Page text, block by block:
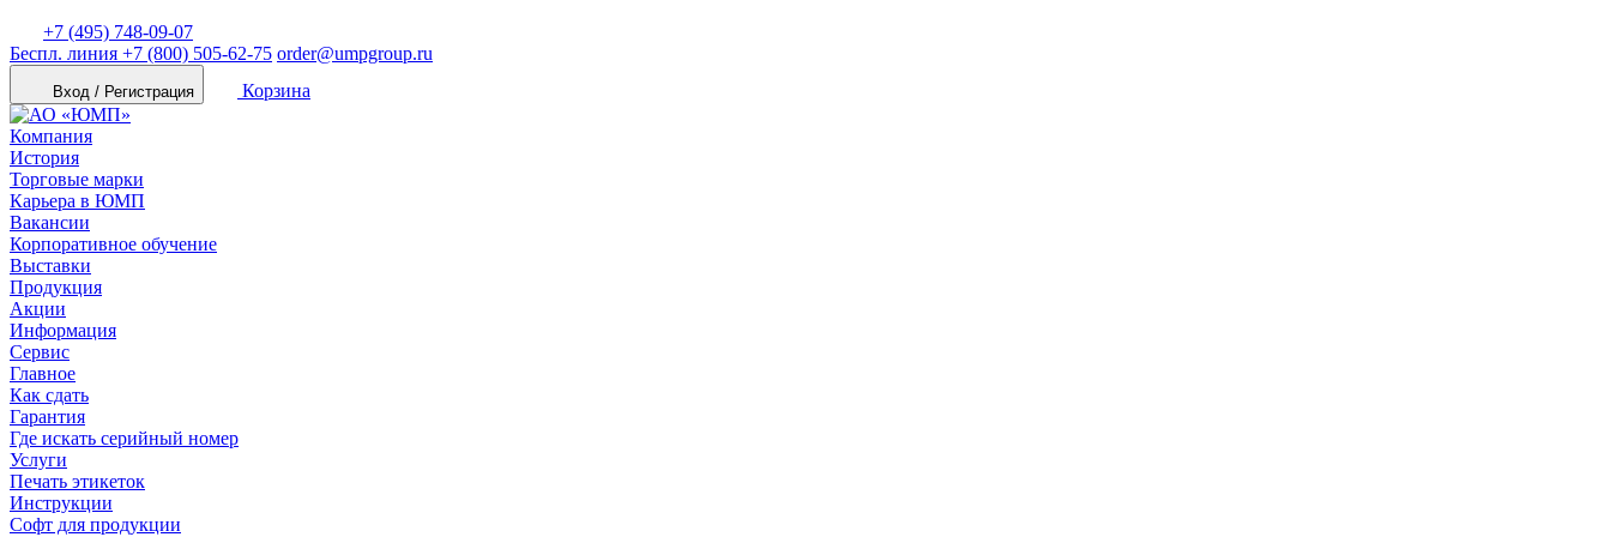
+7 (495) 748-09-07
Беспл. линия +7 (800) 505-62-75 order@umpgroup.ru
Вход / Регистрация Корзина
Компания
История
Торговые марки
Карьера в ЮМП
Вакансии
Корпоративное обучение
Выставки
Продукция
Акции
Информация
Сервис
Главное
Как сдать
Гарантия
Где искать серийный номер
Услуги
Печать этикеток
Инструкции
Софт для продукции